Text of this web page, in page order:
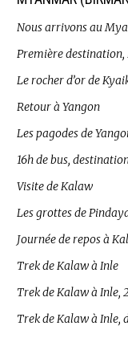
Nous arrivons au
Première destination,
Le rocher d’or de
Retour à Yangon
Les pagodes de
16h de bus,
Visite de Kalaw
Les grottes de
Journée de repos à
Trek de Kalaw à Inle
Trek de Kalaw à Inle,
Trek de Kalaw à Inle,